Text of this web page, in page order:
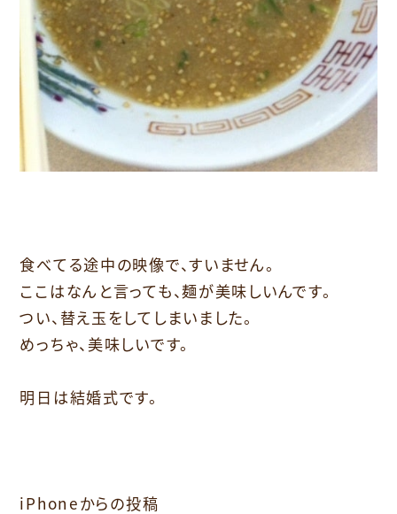
食べてる途中の映像で、すいません。
ここはなんと言っても、麺が美味しいんです。
つい、替え玉をしてしまいました。
めっちゃ、美味しいです。
明日は結婚式です。
iPhoneからの投稿